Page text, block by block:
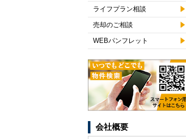
ライフプラン相談
売却のご相談
WEBパンフレット
会社概要